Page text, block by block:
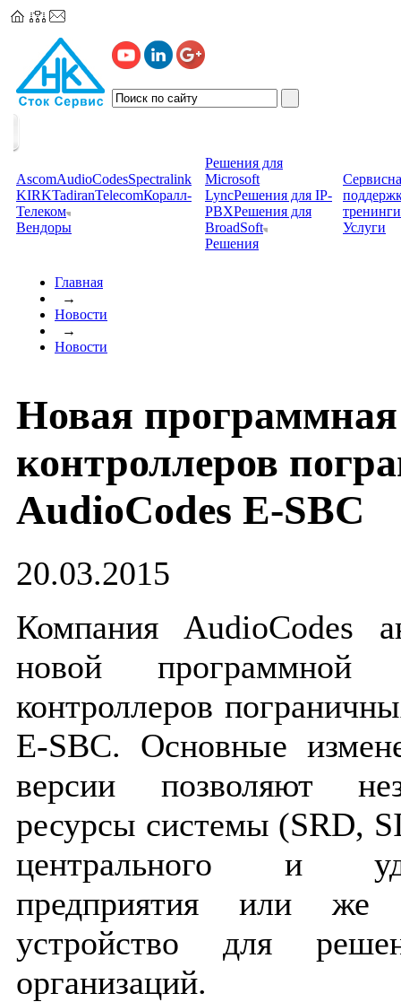
AscomAudioCodesSpectralink
KIRKTadiranTelecomКоралл-
Телеком
Вендоры
Решения для
Microsoft
LyncРешения для IP-
PBXРешения для
BroadSoft
Решения
тренинги
Услуги
Главная
→
Новости
→
Новости
Новая программная
контроллеров
AudioCodes E-SBC
20.03.2015
Компания AudioCodes
новой
контроллеров
E-SBC. Основные
версии позволяют
ресурсы системы (SRD,
центрального и
предприятия или же
устройство для
организаций.